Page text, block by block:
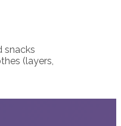
snacks
(layers,